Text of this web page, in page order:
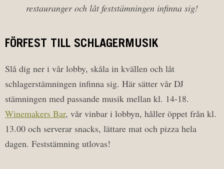
restauranger och låt feststämningen infinna sig!
FÖRFEST TILL SCHLAGERMUSIK
Slå dig ner i vår lobby, skåla in kvällen och låt
schlagerstämningen infinna sig. Här sätter vår DJ
stämningen med passande musik mellan kl. 14-18.
Winemakers Bar, vår vinbar i lobbyn, håller öppet från kl.
13.00 och serverar snacks, lättare mat och pizza hela
dagen. Feststämning utlovas!